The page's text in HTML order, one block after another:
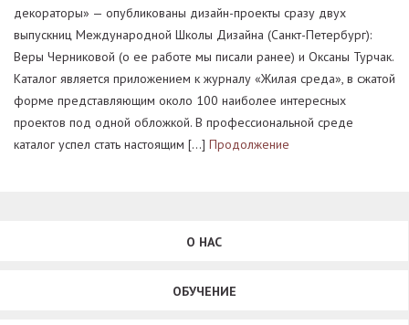
декораторы» — опубликованы дизайн-проекты сразу двух
выпускниц Международной Школы Дизайна (Санкт-Петербург):
Веры Черниковой (о ее работе мы писали ранее) и Оксаны Турчак.
Каталог является приложением к журналу «Жилая среда», в сжатой
форме представляющим около 100 наиболее интересных
проектов под одной обложкой. В профессиональной среде
каталог успел стать настоящим […] Продолжение
О НАС
ОБУЧЕНИЕ